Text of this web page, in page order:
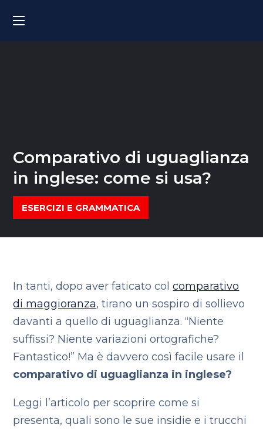
Comparativo di uguaglianza
in inglese: come si usa?
ESERCIZI E GRAMMATICA
In tanti, dopo aver faticato colcomparativo
di maggioranza, tirano un sospiro di sollievo
davanti a quello di uguaglianza. “Niente
suffissi? Niente variazioni ortografiche?
Fantastico!” Ma è davvero così facile usare il
comparativo di uguaglianza in inglese?
Leggi l’articolo per scoprire come si
presenta, quali sono le sue insidie e i trucchi